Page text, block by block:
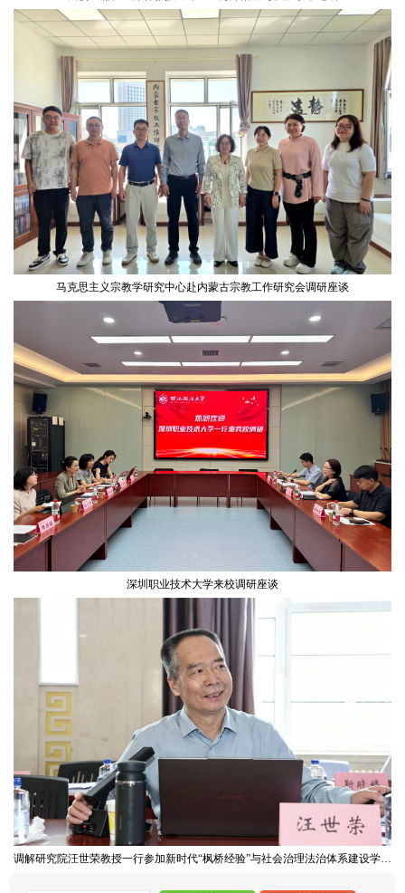
马克思主义宗教学研究中心赴内蒙古宗教工作研究会调研座谈
深圳职业技术大学来校调研座谈
调解研究院汪世荣教授一行参加新时代“枫桥经验”与社会治理法治体系建设学术研讨会